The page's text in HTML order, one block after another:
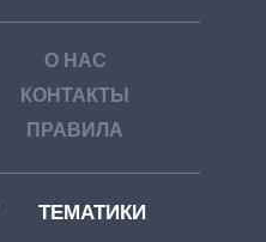
О НАС
КОНТАКТЫ
ПРАВИЛА
ТЕМАТИКИ